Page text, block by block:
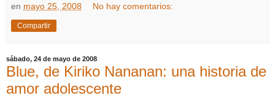
en mayo 25, 2008 No hay comentarios:
Compartir
sábado, 24 de mayo de 2008
Blue, de Kiriko Nananan: una historia de
amor adolescente